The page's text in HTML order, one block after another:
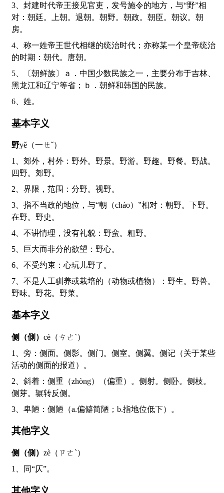
3、封建时代帝王接见官吏，发号施令的地方，与“野”相
对：朝廷。上朝。退朝。朝野。朝政。朝臣。朝议。朝
房。
4、称一姓帝王世代相继的统治时代；亦称某一个皇帝统治
的时期：朝代。唐朝。
5、〔朝鲜族〕ａ．中国少数民族之一，主要分布于吉林、
黑龙江和辽宁等省；ｂ．朝鲜和韩国的民族。
6、姓。
基本字义
野yě（一ㄝˇ）
1、郊外，村外：野外。野景。野游。野趣。野餐。野战。
四野。郊野。
2、界限，范围：分野。视野。
3、指不当政的地位，与“朝（cháo）”相对：朝野。下野。
在野。野史。
4、不讲情理，没有礼貌：野蛮。粗野。
5、巨大而非分的欲望：野心。
6、不受约束：心玩儿野了。
7、不是人工驯养或栽培的（动物或植物）：野生。野兽。
野味。野花。野菜。
基本字义
侧（側） cè（ㄘㄜˋ）
1、旁：侧面。侧影。侧门。侧室。侧翼。侧记（关于某些
活动的侧面的报道）。
2、斜着：侧重（zhòng）（偏重）。侧射。侧卧。侧枝。
侧芽。辗转反侧。
3、卑陋：侧陋（a.偏僻简陋；b.指地位低下）。
其他字义
侧（側） zè（ㄗㄜˋ）
1、同“仄”。
其他字义